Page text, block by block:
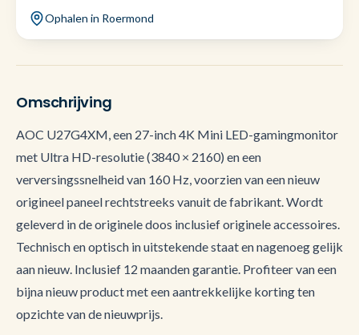
Ophalen in Roermond
Omschrijving
AOC U27G4XM, een 27-inch 4K Mini LED-gamingmonitor
met Ultra HD-resolutie (3840 × 2160) en een
verversingssnelheid van 160 Hz, voorzien van een nieuw
origineel paneel rechtstreeks vanuit de fabrikant. Wordt
geleverd in de originele doos inclusief originele accessoires.
Technisch en optisch in uitstekende staat en nagenoeg gelijk
aan nieuw. Inclusief 12 maanden garantie. Profiteer van een
bijna nieuw product met een aantrekkelijke korting ten
opzichte van de nieuwprijs.